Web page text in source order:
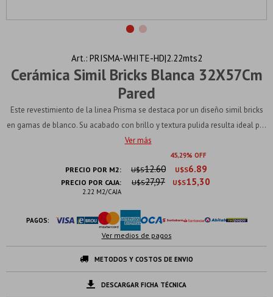
Cerámica Simil Bricks Blanca 32X57Cm
Pared
PRISMA-WHITE-HD|2.22mts2
Este revestimiento de la linea Prisma se destaca por un diseño simil bricks
en gamas de blanco. Su acabado con brillo y textura pulida resulta ideal p...
Ver más
45 29
PRECIO POR M2: U$S6.89
U$S12.60
PRECIO POR CAJA:
2.22 M2/CAJA
U$S15,30
U$S27,97
PAGOS:
Ver medios de pagos
METODOS Y COSTOS DE ENVIO
DESCARGAR FICHA TÉCNICA